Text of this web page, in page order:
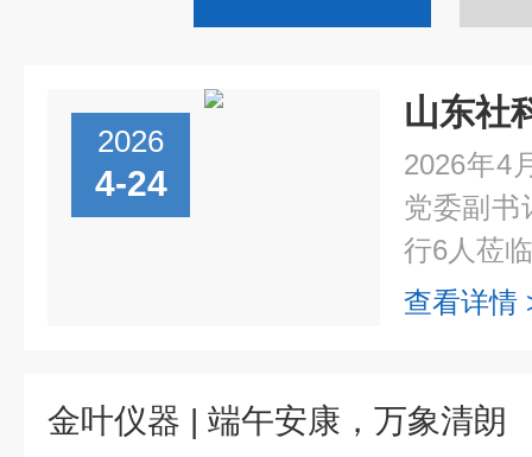
2026
4-24
2026年4
党委副书
行6人莅
查看详情
金叶仪器 | 端午安康，万象清朗